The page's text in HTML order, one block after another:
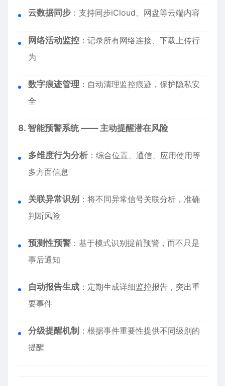
云数据同步 ：支持同步iCloud、网盘等云端内容
网络活动监控 ：记录所有网络连接、下载上传行
为
数字痕迹管理 ：自动清理监控痕迹，保护隐私安
全
8. 智能预警系统 —— 主动提醒潜在风险
多维度行为分析 ：综合位置、通信、应用使用等
多方面信息
关联异常识别 ：将不同异常信号关联分析，准确
判断风险
预测性预警 ：基于模式识别提前预警，而不只是
事后通知
自动报告生成 ：定期生成详细监控报告，突出重
要事件
分级提醒机制 ：根据事件重要性提供不同级别的
提醒